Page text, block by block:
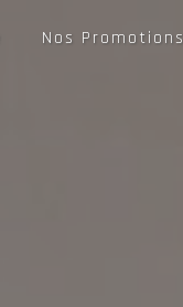
Nos Promotions